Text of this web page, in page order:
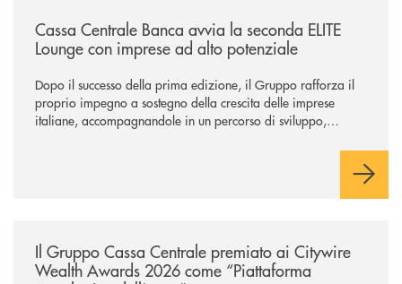
Cassa Centrale Banca avvia la seconda ELITE
Lounge con imprese ad alto potenziale
Dopo il successo della prima edizione, il Gruppo rafforza il
proprio impegno a sostegno della crescita delle imprese
italiane, accompagnandole in un percorso di sviluppo,
Il Gruppo Cassa Centrale premiato ai Citywire
Wealth Awards 2026 come “Piattaforma